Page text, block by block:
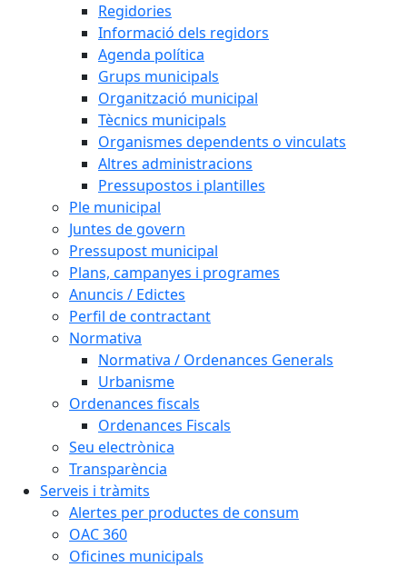
Regidories
Informació dels regidors
Agenda política
Grups municipals
Organització municipal
Tècnics municipals
Organismes dependents o vinculats
Altres administracions
Pressupostos i plantilles
Ple municipal
Juntes de govern
Pressupost municipal
Plans, campanyes i programes
Anuncis / Edictes
Perfil de contractant
Normativa
Normativa / Ordenances Generals
Urbanisme
Ordenances fiscals
Ordenances Fiscals
Seu electrònica
Transparència
Serveis i tràmits
Alertes per productes de consum
OAC 360
Oficines municipals